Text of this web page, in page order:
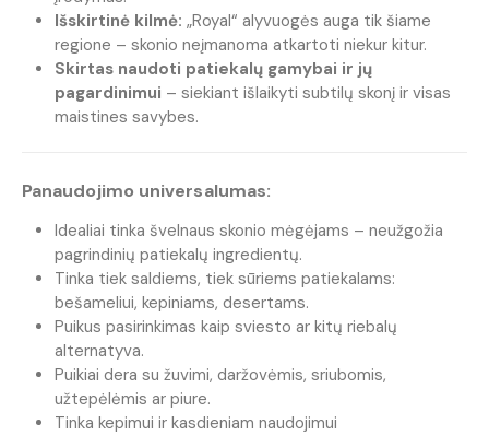
Išskirtinė kilmė: „Royal“ alyvuogės auga tik šiame
regione – skonio neįmanoma atkartoti niekur kitur.
Skirtas naudoti patiekalų gamybai ir jų
pagardinimui – siekiant išlaikyti subtilų skonį ir visas
maistines savybes.
Panaudojimo universalumas:
Idealiai tinka švelnaus skonio mėgėjams – neužgožia
pagrindinių patiekalų ingredientų.
Tinka tiek saldiems, tiek sūriems patiekalams:
bešameliui, kepiniams, desertams.
Puikus pasirinkimas kaip sviesto ar kitų riebalų
alternatyva.
Puikiai dera su žuvimi, daržovėmis, sriubomis,
užtepėlėmis ar piure.
Tinka kepimui ir kasdieniam naudojimui